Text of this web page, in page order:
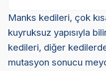
Manks kedileri, çok
kuyruksuz yapısıyla
kedileri, diğer
mutasyon sonucu